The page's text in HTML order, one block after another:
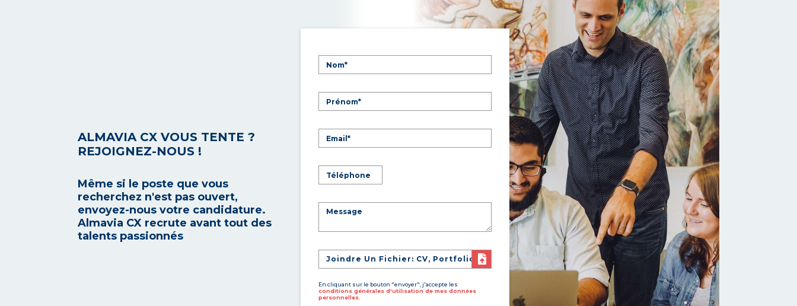
ALMAVIA CX VOUS TENTE ?
REJOIGNEZ-NOUS !
Même si le poste que vous
recherchez n'est pas ouvert,
envoyez-nous votre candidature.
Almavia CX recrute avant tout des
talents passionnés
Joindre Un Fichier: CV, Portfolio
En cliquant sur le bouton "envoyer", j'accepte les
conditions générales d'utilisation de mes données
personnelles.